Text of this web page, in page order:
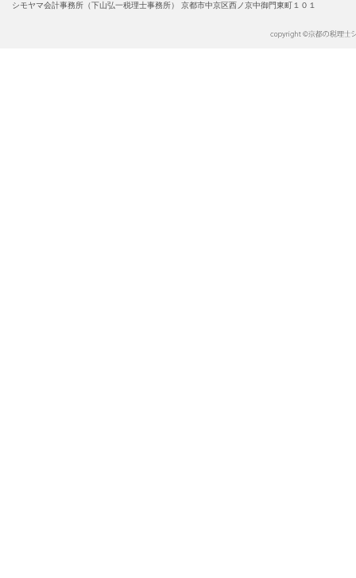
シモヤマ会計事務所（下山弘一税理士事務所） 京都市中京区西ノ京中御門東町１０１